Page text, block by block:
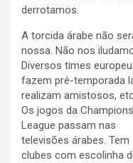
derrotamos.
A torcida árabe não
nossa. Não nos
Diversos times
fazem pré-temporada
realizam amistosos,
Os jogos da Champions
League passam nas
televisões árabes. Tem
clubes com escolinha